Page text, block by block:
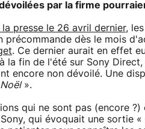
par la firme
la presse le 26 avril dernier,
précommande dès le mois
. Ce dernier aurait en effet
la fin de l'été sur Sony
encore non dévoilé. Une
».
qui ne sont pas (encore
qui évoquait une sortie «